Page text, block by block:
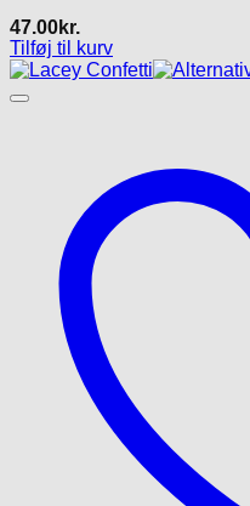
47.00kr.
Tilføj til kurv